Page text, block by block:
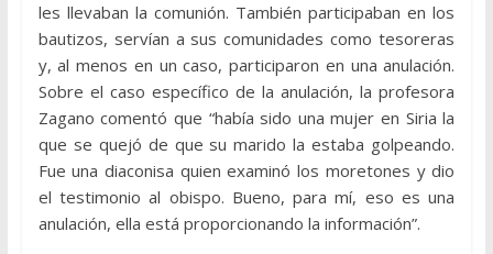
les llevaban la comunión. También participaban en los
bautizos, servían a sus comunidades como tesoreras
y, al menos en un caso, participaron en una anulación.
Sobre el caso específico de la anulación, la profesora
Zagano comentó que “había sido una mujer en Siria la
que se quejó de que su marido la estaba golpeando.
Fue una diaconisa quien examinó los moretones y dio
el testimonio al obispo. Bueno, para mí, eso es una
anulación, ella está proporcionando la información”.